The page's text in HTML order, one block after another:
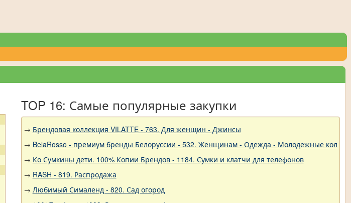
TOP 16: Самые популярные закупки
→ Брендовая коллекция VILATTE - 763. Для женщин - Джинсы
→ BelaRosso - премиум бренды Белоруссии - 532. Женщинам - Одежда - Молодежные
→ Ко Сумкины дети. 100% Копии Брендов - 1184. Сумки и клатчи для телефонов
→ RASH - 819. Распродажа
→ Любимый Сималенд - 820. Сад огород